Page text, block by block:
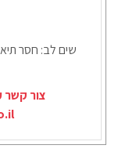
שים לב: חסר
צור קשר